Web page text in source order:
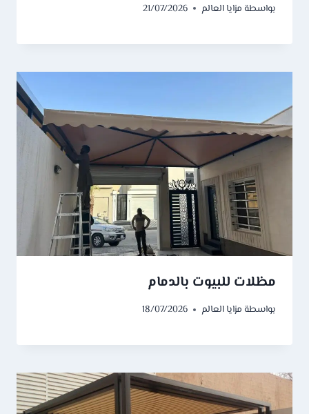
بواسطة مزايا العالم 21/07/2026
مظلات للبيوت بالدمام
بواسطة مزايا العالم 18/07/2026